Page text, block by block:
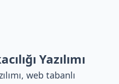
Yazılımı
web tabanlı